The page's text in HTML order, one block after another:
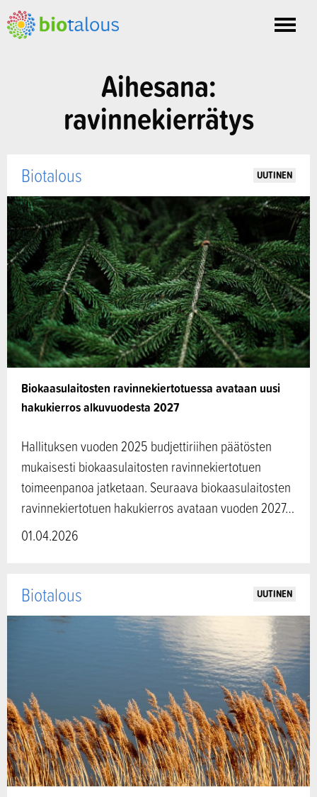
Toggle
Aihesana:
ravinnekierrätys
Biokaasulaitosten ravinnekiertotuessa avataan uusi
hakukierros alkuvuodesta 2027
Biotalous UUTINEN
Hallituksen vuoden 2025 budjettiriihen päätösten
mukaisesti biokaasulaitosten ravinnekiertotuen
toimeenpanoa jatketaan. Seuraava biokaasulaitosten
ravinnekiertotuen hakukierros avataan vuoden 2027…
01.04.2026
Biotalous UUTINEN